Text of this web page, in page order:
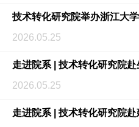
2026.05.25
2026.05.25